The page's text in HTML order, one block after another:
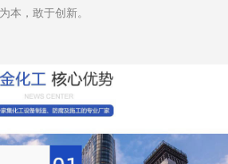
本，敢于创新。